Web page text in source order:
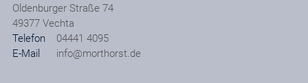
Oldenburger Straße 74
49377 Vechta
Telefon
04441 4095
E-Mail
info@morthorst.de